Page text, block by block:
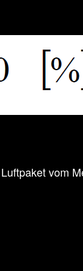
vom